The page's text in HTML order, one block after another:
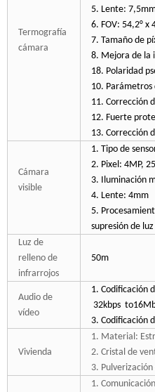
Termografía
cámara
5. Lente:
6. FOV: 54,2° x
7. Tamaño de
8. Mejora de la
18. Polaridad
10.
11. Corrección
12. Fuerte
13. Corrección
Cámara
visible
1. Tipo de
2. Pixel: 4MP,
3. Iluminación
4. Lente: 4mm
5.
supresión de
Luz de
relleno de
infrarrojos
50m
Audio de
vídeo
1. Codificación
32kbps
3. Codificación
Vivienda
1. Material:
2. Cristal de
3.
1.